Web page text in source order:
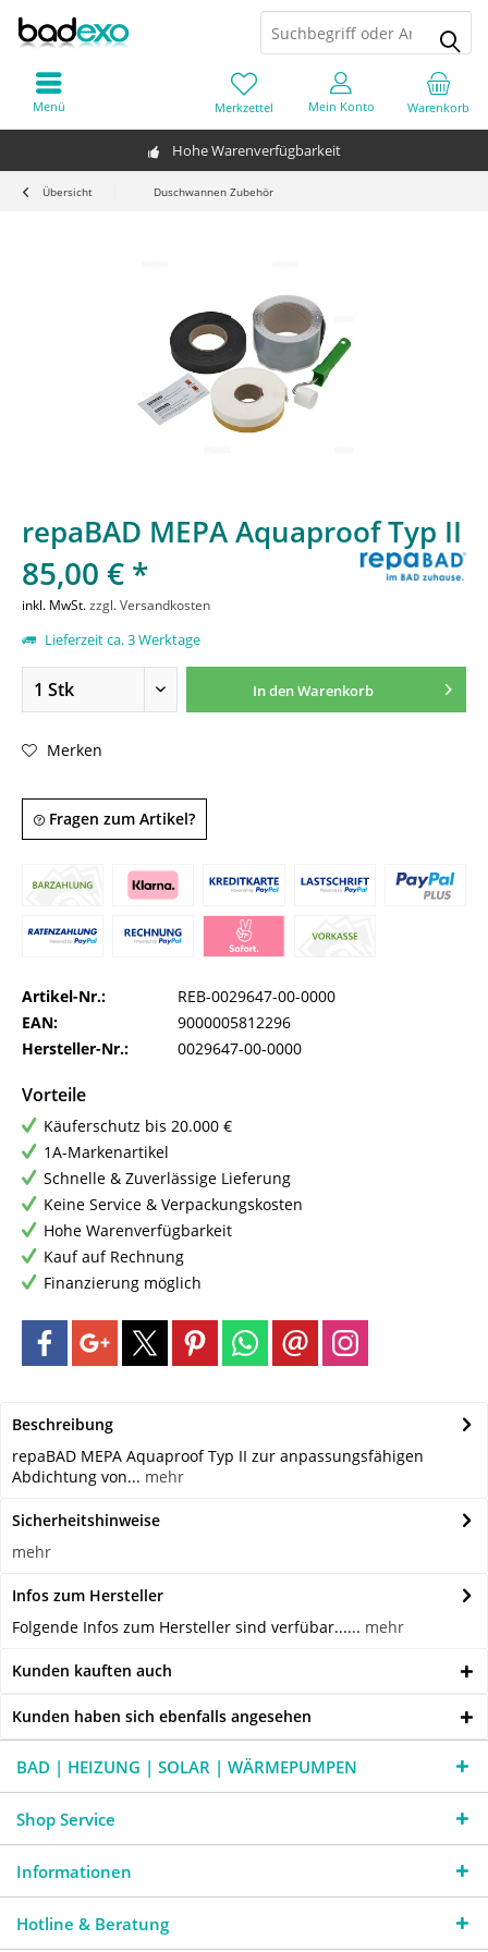
Hohe Warenverfügbarkeit
Warenkorb
Merkzettel Mein Konto
Menü
Übersicht Duschwannen Zubehör
repaBAD MEPA Aquaproof Typ II
85,00 € *
inkl. MwSt.zzgl. Versandkosten
Lieferzeit ca. 3 Werktage
In denWarenkorb
Merken
Fragen zum Artikel?
Artikel-Nr.:
REB-0029647-00-0000
EAN:
9000005812296
Hersteller-Nr.:
0029647-00-0000
Vorteile
Käuferschutz bis 20.000 €
1A-Markenartikel
Schnelle & Zuverlässige Lieferung
Keine Service & Verpackungskosten
Hohe Warenverfügbarkeit
Kauf auf Rechnung
Finanzierung möglich
Beschreibung
repaBAD MEPA Aquaproof Typ II zur anpassungsfähigen
Abdichtung von... mehr
Sicherheitshinweise
mehr
Infos zum Hersteller
Folgende Infos zum Hersteller sind verfübar...... mehr
Kunden kauften auch
Kunden haben sich ebenfalls angesehen
BAD | HEIZUNG | SOLAR | WÄRMEPUMPEN
Shop Service
Informationen
Hotline & Beratung